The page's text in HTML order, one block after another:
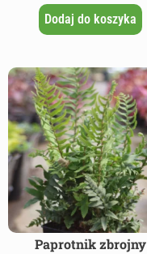
Dodaj do koszyka
Paprotnik zbrojny